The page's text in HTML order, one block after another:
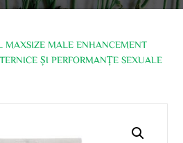
MAXSIZE MALE ENHANCEMENT
ȘI PERFORMANȚE SEXUALE